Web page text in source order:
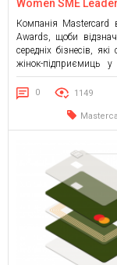
Women SME
Компанія Mastercard
Awards, щоби
середніх бізнесів,
жінок-підприємиць
Африки. Відзнака,
підприємиць,
майбутнє регіону.
0 1149